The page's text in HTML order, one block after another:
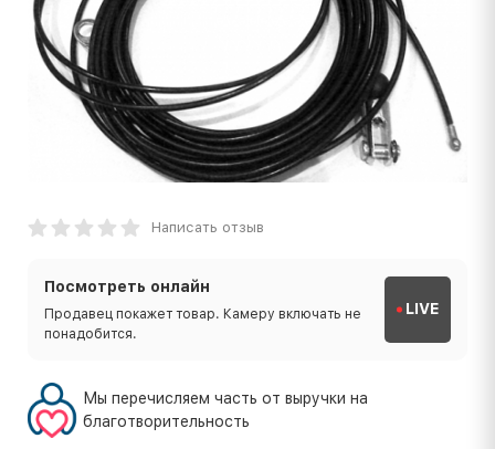
Написать отзыв
Посмотреть онлайн
Продавец покажет товар. Камеру включать не
понадобится.
LIVE
Мы перечисляем часть от выручки на
благотворительность